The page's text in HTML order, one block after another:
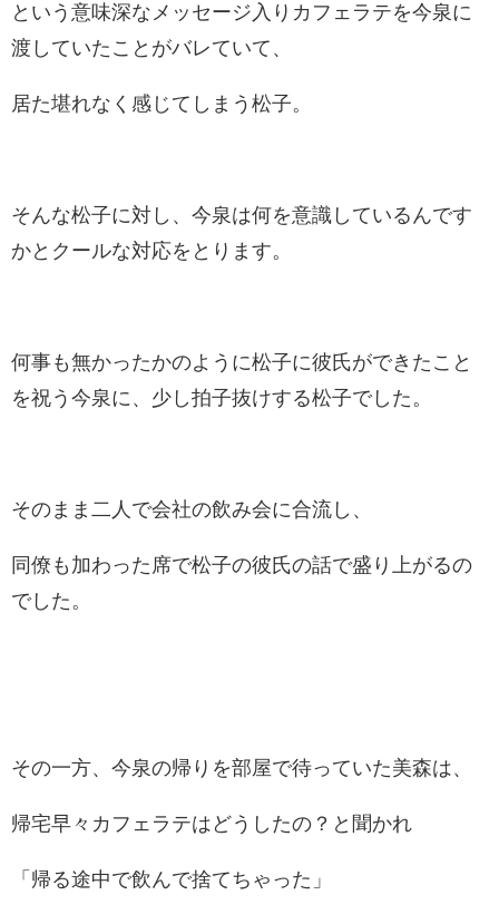
という意味深なメッセージ入りカフェラテを今泉に
渡していたことがバレていて、
居た堪れなく感じてしまう松子。
そんな松子に対し、今泉は何を意識しているんです
かとクールな対応をとります。
何事も無かったかのように松子に彼氏ができたこと
を祝う今泉に、少し拍子抜けする松子でした。
そのまま二人で会社の飲み会に合流し、
同僚も加わった席で松子の彼氏の話で盛り上がるの
でした。
その一方、今泉の帰りを部屋で待っていた美森は、
帰宅早々カフェラテはどうしたの？と聞かれ
「帰る途中で飲んで捨てちゃった」